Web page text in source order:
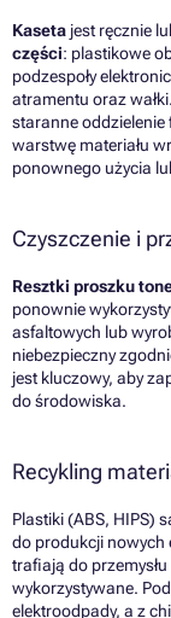
Kaseta jest ręcznie
części: plastikowe
podzespoły
atramentu oraz
staranne oddzielenie
warstwę materiału
ponownego użycia
Czyszczenie i
Resztki proszku
ponownie
asfaltowych lub
niebezpieczny
jest kluczowy, aby
do środowiska.
Recykling
Plastiki (ABS, HIPS)
do produkcji nowych
trafiają do
wykorzystywane.
elektroodpady, a z